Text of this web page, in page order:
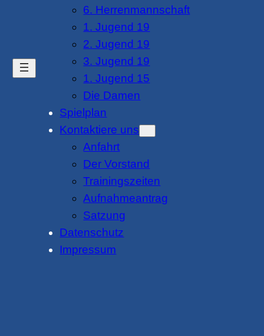
6. Herrenmannschaft
1. Jugend 19
2. Jugend 19
3. Jugend 19
1. Jugend 15
Die Damen
Spielplan
Kontaktiere uns
Anfahrt
Der Vorstand
Trainingszeiten
Aufnahmeantrag
Satzung
Datenschutz
Impressum